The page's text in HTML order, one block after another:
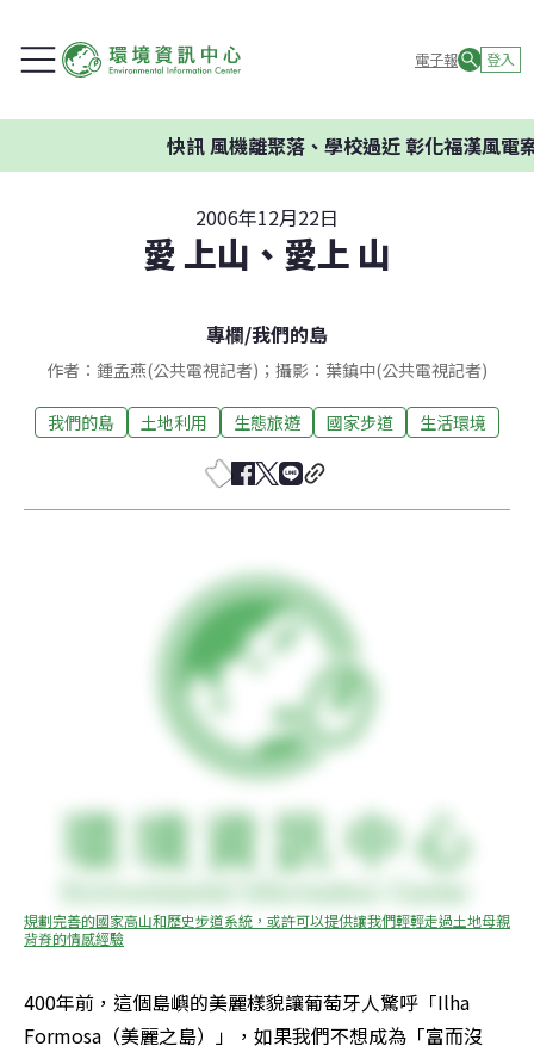
電子報 登入
快訊風機離聚落、學校過近 彰化福漢風電案
2006年12月22日
愛 上山、愛上 山
專欄/我們的島
作者：鍾孟燕(公共電視記者)；攝影：葉鎮中(公共電視記者)
我們的島 土地利用 生態旅遊 國家步道 生活環境
規劃完善的國家高山和歷史步道系統，或許可以提供讓我們輕輕走過土地母親
背脊的情感經驗
400年前，這個島嶼的美麗樣貌讓葡萄牙人驚呼「Ilha
Formosa（美麗之島）」，如果我們不想成為「富而沒